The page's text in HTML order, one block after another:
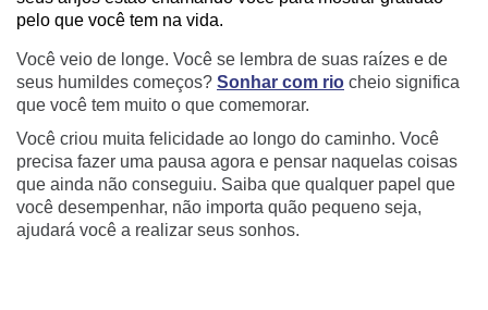
pelo que você tem na vida.
Você veio de longe. Você se lembra de suas raízes e de
seus humildes começos? Sonhar com rio cheio significa
que você tem muito o que comemorar.
Você criou muita felicidade ao longo do caminho. Você
precisa fazer uma pausa agora e pensar naquelas coisas
que ainda não conseguiu. Saiba que qualquer papel que
você desempenhar, não importa quão pequeno seja,
ajudará você a realizar seus sonhos.